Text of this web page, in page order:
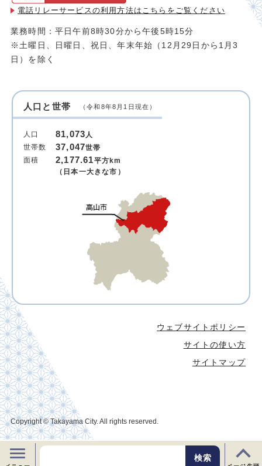
電話リレーサービスの利用方法は こちらをご覧ください
業務時間：平日午前8時30分から午後5時15分
※土曜日、日曜日、祝日、年末年始（12月29日から1月3
日）を除く
人口と世帯 （令和8年8月1日現在）
人口 81,073人
世帯数
37,047世帯
面積
2,177.61平方km
（日本一大きな市）
ウェブサイトポリシー
サイトの使い方
サイトマップ
Copyright © Takayama City. All rights reserved.